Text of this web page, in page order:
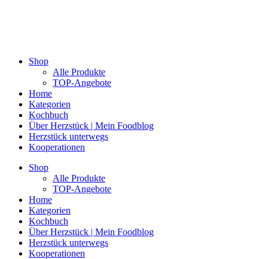
Shop
Alle Produkte
TOP-Angebote
Home
Kategorien
Kochbuch
Über Herzstück | Mein Foodblog
Herzstück unterwegs
Kooperationen
Shop
Alle Produkte
TOP-Angebote
Home
Kategorien
Kochbuch
Über Herzstück | Mein Foodblog
Herzstück unterwegs
Kooperationen